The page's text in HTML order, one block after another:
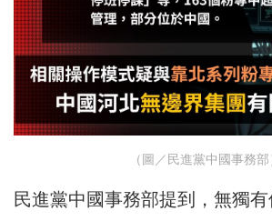
（圖／民進黨中國事務部
民進黨中國事務部提到，無獨